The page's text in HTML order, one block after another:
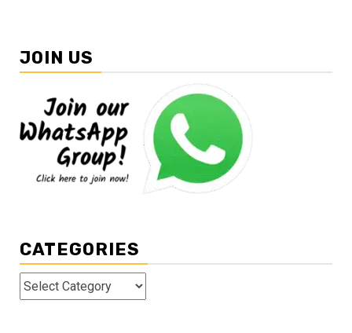
JOIN US
CATEGORIES
Categories